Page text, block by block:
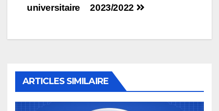
2023/2022
universitaire
ARTICLES SIMILAIRE